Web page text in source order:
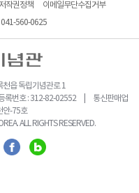
저작권정책
이메일무단수집거부
560-0625
천읍 독립기념관로 1
번호 : 312-82-02552 | 통신판매업
안-75호
ALL RIGHTS RESERVED.